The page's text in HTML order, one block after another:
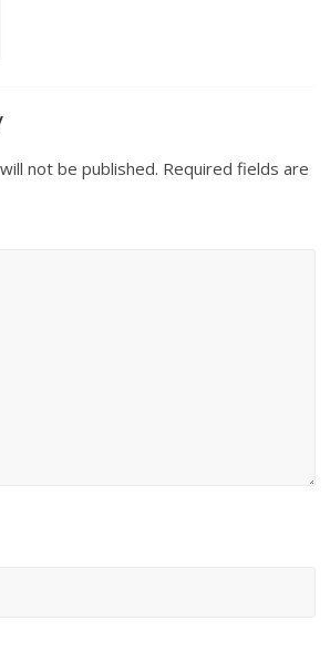
not be published. Required fields are